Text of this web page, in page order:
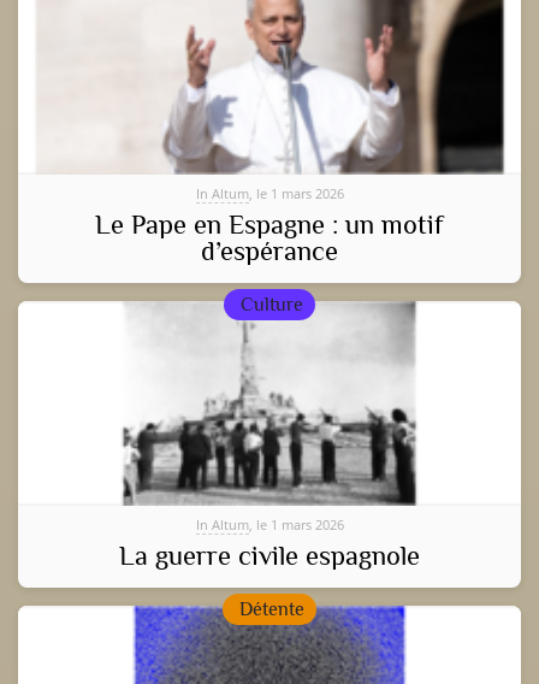
In Altum, le 1 mars 2026
Le Pape en Espagne : un motif
d’espérance
Culture
In Altum, le 1 mars 2026
La guerre civile espagnole
Détente